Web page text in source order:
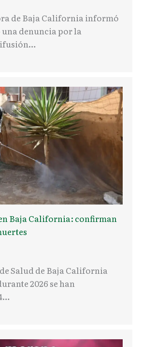
de Baja California informó
denuncia por la
Baja California: confirman
Salud de Baja California
2026 se han